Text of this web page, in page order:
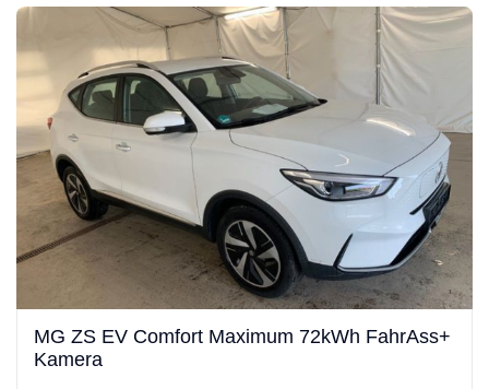
MG ZS EV Comfort Maximum 72kWh FahrAss+
Kamera